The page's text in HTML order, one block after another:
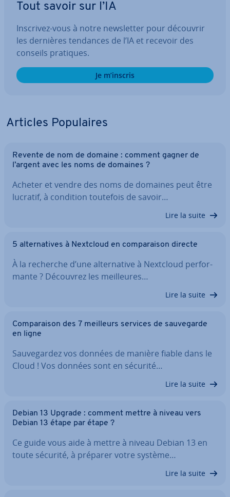
Tout savoir sur l’IA
Inscrivez-vous à notre news­let­ter pour découvrir
les dernières tendances de l’IA et recevoir des
conseils pratiques.
Je m’inscris
Articles Po­pu­laires
Revente de nom de domaine : comment gagner de
l’argent avec les noms de domaines ?
Acheter et vendre des noms de domaines peut être
lucratif, à condition toutefois de savoir…
Lire la suite
5 al­ter­na­tives à Nextcloud en com­pa­rai­son directe
À la recherche d’une al­ter­na­tive à Nextcloud per­for­
mante ? Découvrez les meil­leures…
Lire la suite
Com­pa­rai­son des 7 meilleurs services de sau­ve­garde
en ligne
Sau­ve­gar­dez vos données de manière fiable dans le
Cloud ! Vos données sont en sécurité…
Lire la suite
Debian 13 Upgrade : comment mettre à niveau vers
Debian 13 étape par étape ?
Ce guide vous aide à mettre à niveau Debian 13 en
toute sécurité, à préparer votre système…
Lire la suite